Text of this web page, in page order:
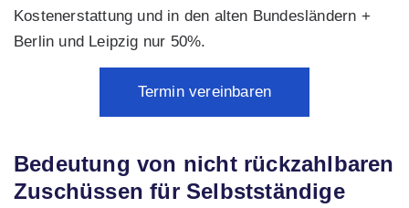
Kostenerstattung und in den alten Bundesländern +
Berlin und Leipzig nur 50%.
Termin vereinbaren
Bedeutung von nicht rückzahlbaren
Zuschüssen für Selbstständige